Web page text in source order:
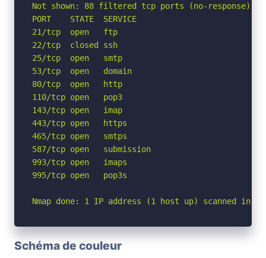
Not shown: 88 filtered tcp ports (no-response)
PORT    STATE  SERVICE
21/tcp  open   ftp
22/tcp  closed ssh
25/tcp  open   smtp
53/tcp  open   domain
80/tcp  open   http
110/tcp open   pop3
143/tcp open   imap
443/tcp open   https
465/tcp open   smtps
587/tcp open   submission
993/tcp open   imaps
995/tcp open   pop3s
Nmap done: 1 IP address (1 host up) scanned in
Schéma de couleur